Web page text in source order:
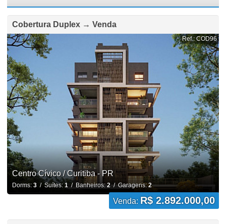
Cobertura Duplex → Venda
Ref.: COD96
Centro Cívico / Curitiba - PR
Dorms: 3/ Suítes: 1/ Banheiros:2/ Garagens: 2
Venda: R$ 2.892.000,00